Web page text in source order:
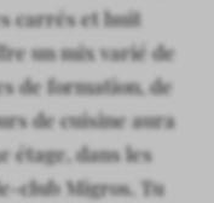
carrés et huit
un mix varié de
de formation, de
de cuisine aura
étage, dans les
club Migros. Tu